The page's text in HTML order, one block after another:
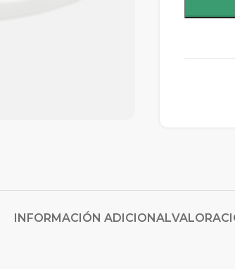
INFORMACIÓN ADICIONAL